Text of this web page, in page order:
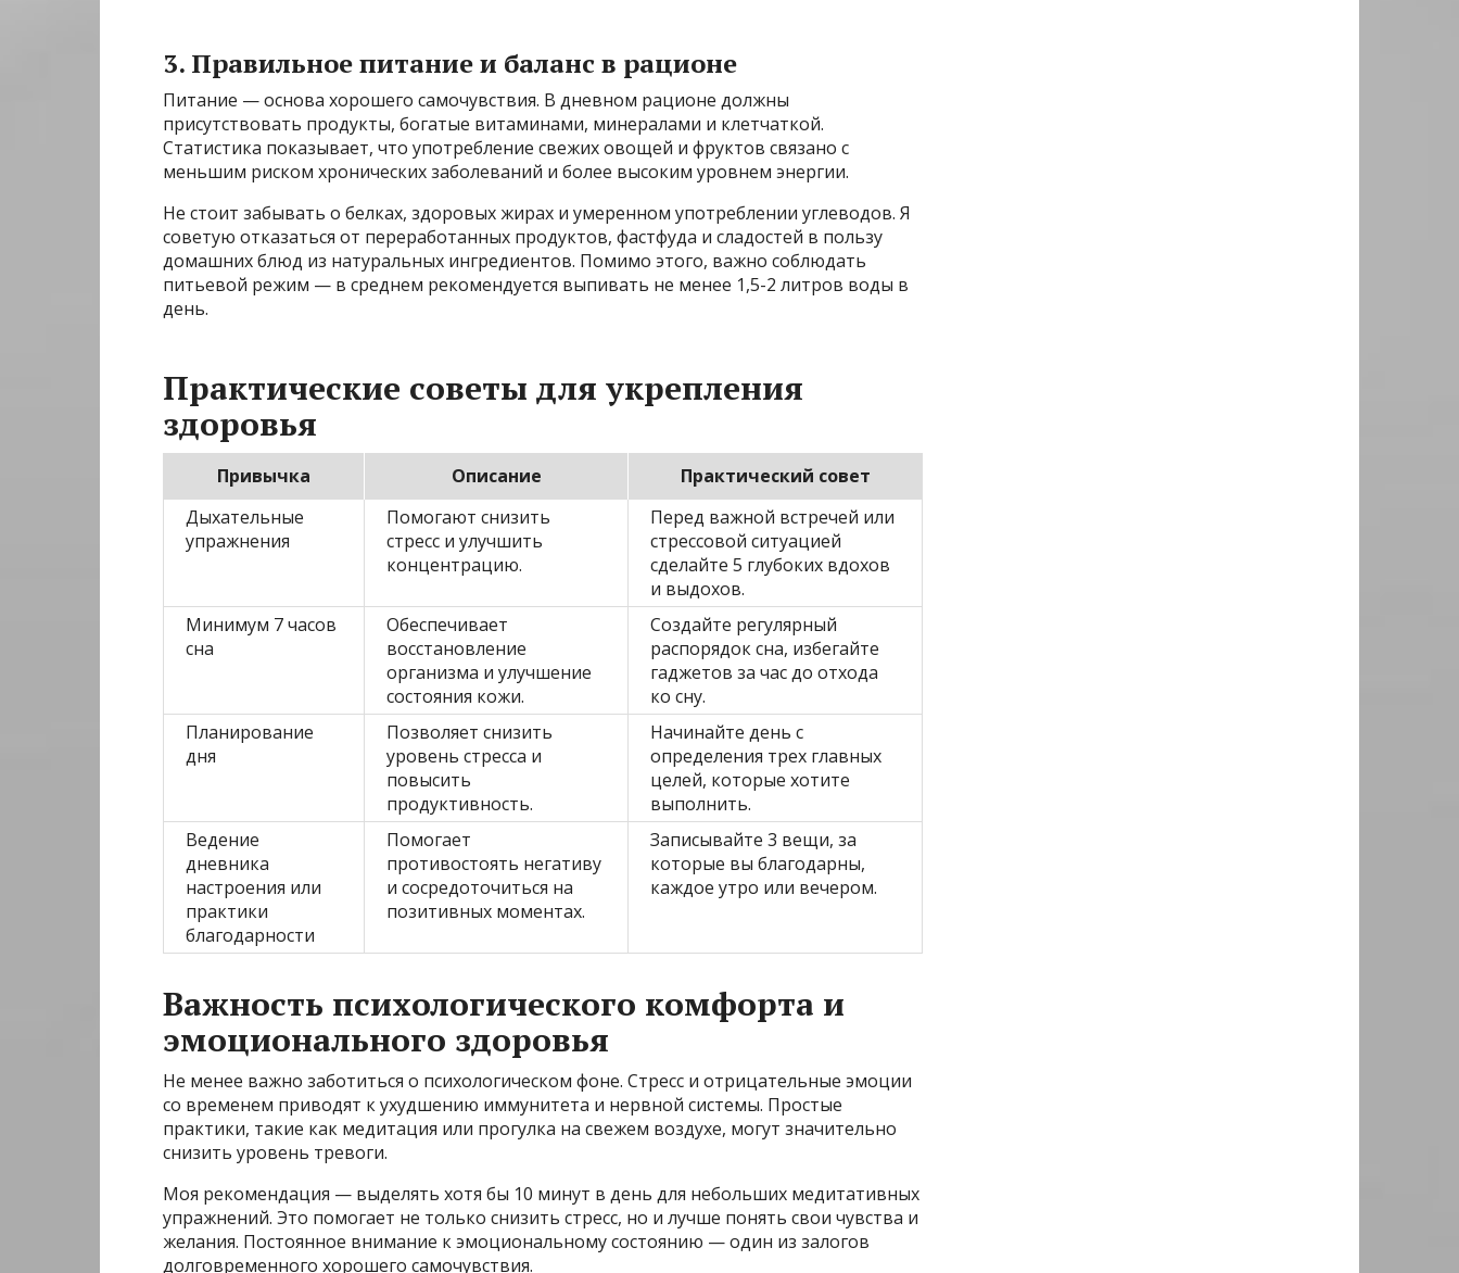
3. Правильное питание и баланс в рационе
Питание — основа хорошего самочувствия. В дневном рационе должны
присутствовать продукты, богатые витаминами, минералами и клетчаткой.
Статистика показывает, что употребление свежих овощей и фруктов связано с
меньшим риском хронических заболеваний и более высоким уровнем энергии.
Не стоит забывать о белках, здоровых жирах и умеренном употреблении углеводов. Я
советую отказаться от переработанных продуктов, фастфуда и сладостей в пользу
домашних блюд из натуральных ингредиентов. Помимо этого, важно соблюдать
питьевой режим — в среднем рекомендуется выпивать не менее 1,5-2 литров воды в
день.
Практические советы для укрепления
здоровья
Привычка Описание
Практический совет
Дыхательные
упражнения
Помогают снизить
стресс и улучшить
концентрацию.
Перед важной встречей или
стрессовой ситуацией
сделайте 5 глубоких вдохов
и выдохов.
Минимум 7 часов
сна
Обеспечивает
восстановление
организма и улучшение
состояния кожи.
Создайте регулярный
распорядок сна, избегайте
гаджетов за час до отхода
ко сну.
Планирование
дня
Позволяет снизить
уровень стресса и
повысить
продуктивность.
Начинайте день с
определения трех главных
целей, которые хотите
выполнить.
Ведение
дневника
настроения или
практики
благодарности
Помогает
противостоять негативу
и сосредоточиться на
позитивных моментах.
Записывайте 3 вещи, за
которые вы благодарны,
каждое утро или вечером.
Важность психологического комфорта и
эмоционального здоровья
Не менее важно заботиться о психологическом фоне. Стресс и отрицательные эмоции
со временем приводят к ухудшению иммунитета и нервной системы. Простые
практики, такие как медитация или прогулка на свежем воздухе, могут значительно
снизить уровень тревоги.
Моя рекомендация — выделять хотя бы 10 минут в день для небольших медитативных
упражнений. Это помогает не только снизить стресс, но и лучше понять свои чувства и
желания. Постоянное внимание к эмоциональному состоянию — один из залогов
долговременного хорошего самочувствия.